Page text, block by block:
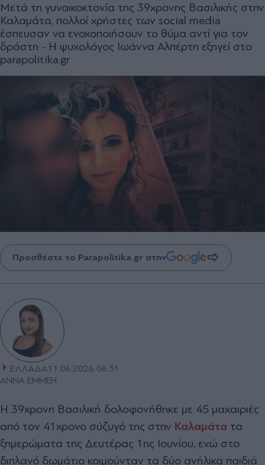
Μετά τη γυναικοκτονία της 39χρονης Βασιλικής στην
Καλαμάτα, πολλοί χρήστες των social media
έσπευσαν να ενοχοποιήσουν το θύμα αντί για τον
δράστη - Η ψυχολόγος Ιωάννα Αλπέρτη εξηγεί στο
parapolitika.gr
Προσθέστε το Parapolitika.gr στην
ΕΛΛΑΔΑ11.06.2026 06:31
ΑΝΝΑ ΕΜΜΕΗ
Η 39χρονη Βασιλική δολοφονήθηκε με 45 μαχαιριές
από τον 41χρονο σύζυγό της στην Καλαμάτα τα
ξημερώματα της Δευτέρας 1ης Ιουνίου, ενώ στο
διπλανό δωμάτιο κοιμούνταν τα δύο ανήλικα παιδιά